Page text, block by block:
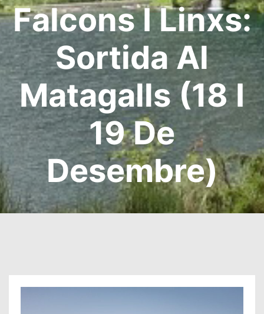
Falcons I Linxs:
Sortida Al
Matagalls (18 I
19 De
Desembre)